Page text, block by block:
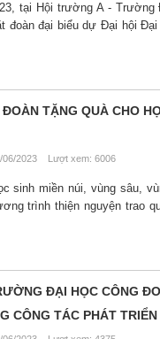
tại Hội trường A -
đoàn đại biểu dự Đại hội
TẶNG QUÀ CHO
2023 Lượt xem: 6006
sinh miền núi, vùng sâu,
trình thiện nguyện trao
ĐẠI HỌC CÔNG
CÔNG TÁC PHÁT